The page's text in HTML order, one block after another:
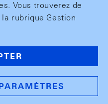
Vous trouverez de
rubrique Gestion